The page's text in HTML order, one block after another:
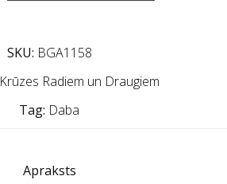
SKU: BGA1158
Krūzes Radiem un Draugiem
Tag: Daba
Apraksts